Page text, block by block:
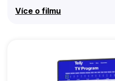
nezodpovědného playboye
Výsledkem byly čtyři
nejvzácnějšího za nejlepší
Zlatý medvěd z Berlína a
Více o filmu